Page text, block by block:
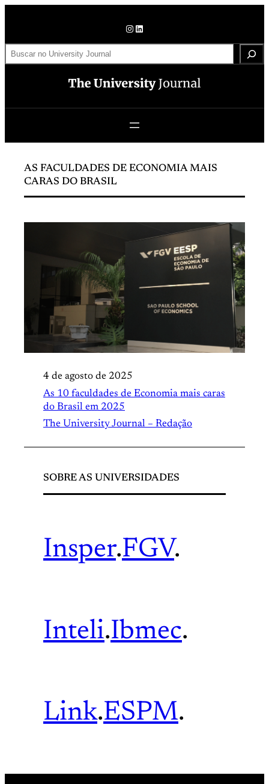
o
conteúdo
Instagram LinkedIn
e
AS FACULDADES DE ECONOMIA MAIS
CARAS DO BRASIL
4 de agosto de 2025
As 10 faculdades de Economia mais caras
do Brasil em 2025
The University Journal – Redação
SOBRE AS UNIVERSIDADES
Insper.FGV.
Inteli.Ibmec.
Link.ESPM.